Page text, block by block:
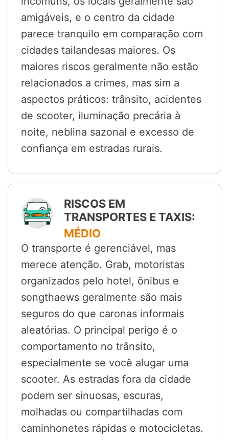
amigáveis, e o centro da cidade
parece tranquilo em comparação com
cidades tailandesas maiores. Os
maiores riscos geralmente não estão
relacionados a crimes, mas sim a
aspectos práticos: trânsito, acidentes
de scooter, iluminação precária à
noite, neblina sazonal e excesso de
confiança em estradas rurais.
RISCOS EM
TRANSPORTES E TAXIS:
MÉDIO
O transporte é gerenciável, mas
merece atenção. Grab, motoristas
organizados pelo hotel, ônibus e
songthaews geralmente são mais
seguros do que caronas informais
aleatórias. O principal perigo é o
comportamento no trânsito,
especialmente se você alugar uma
scooter. As estradas fora da cidade
podem ser sinuosas, escuras,
molhadas ou compartilhadas com
caminhonetes rápidas e motocicletas.